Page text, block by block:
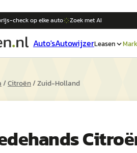
check op elkeauto Zoek met AI
Auto'sAutowijzerLeasen
/Citroën/Zuid-Holland